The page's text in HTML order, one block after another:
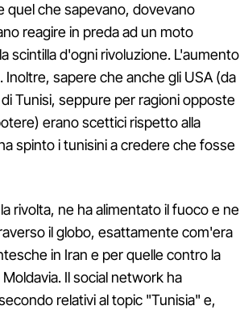
quel che sapevano, dovevano
reagire in preda ad un moto
scintilla d'ogni rivoluzione. L'aumento
sapere che anche gli USA (da
Tunisi, seppure per ragioni opposte
erano scettici rispetto alla
spinto i tunisini a credere che fosse
rivolta, ne ha alimentato il fuoco e ne
il globo, esattamente com'era
in Iran e per quelle contro la
Il social network ha
relativi al topic "Tunisia" e,